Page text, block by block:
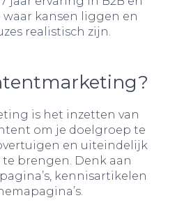
waar kansen liggen en
realistisch zijn.
is het inzetten van
om je doelgroep te
en uiteindelijk
brengen. Denk aan
kennisartikelen